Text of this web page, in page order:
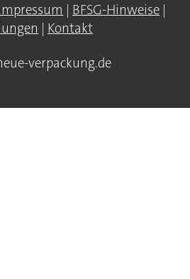
| BFSG-Hinweise |
| Kontakt
verpackung.de